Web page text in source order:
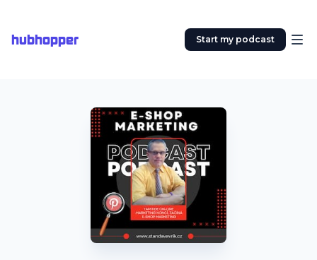
hubhopper Start my podcast